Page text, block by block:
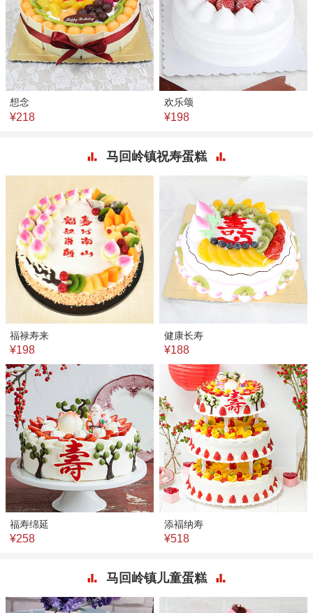
想念
¥218
欢乐颂
¥198
马回岭镇祝寿蛋糕
福禄寿来
¥198
健康长寿
¥188
福寿绵延
¥258
添褔纳寿
¥518
马回岭镇儿童蛋糕